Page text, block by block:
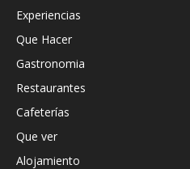
Experiencias
Que Hacer
Gastronomia
Restaurantes
Cafeterías
Que ver
Alojamiento